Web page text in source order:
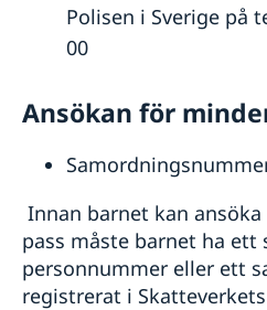
Polisen i Sverige på
00
Ansökan för
Innan barnet kan
pass måste barnet ha ett
personnummer eller ett
registrerat i